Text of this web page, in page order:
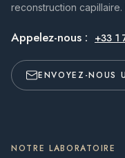
reconstruction capillaire.
Appelez-nous : +33 1
ENVOYEZ-NOUS
NOTRE LABORATOIRE